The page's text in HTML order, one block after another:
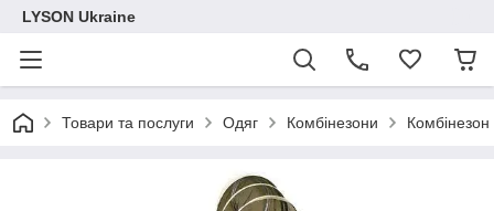
LYSON Ukraine
Товари та послуги Одяг Комбінезони